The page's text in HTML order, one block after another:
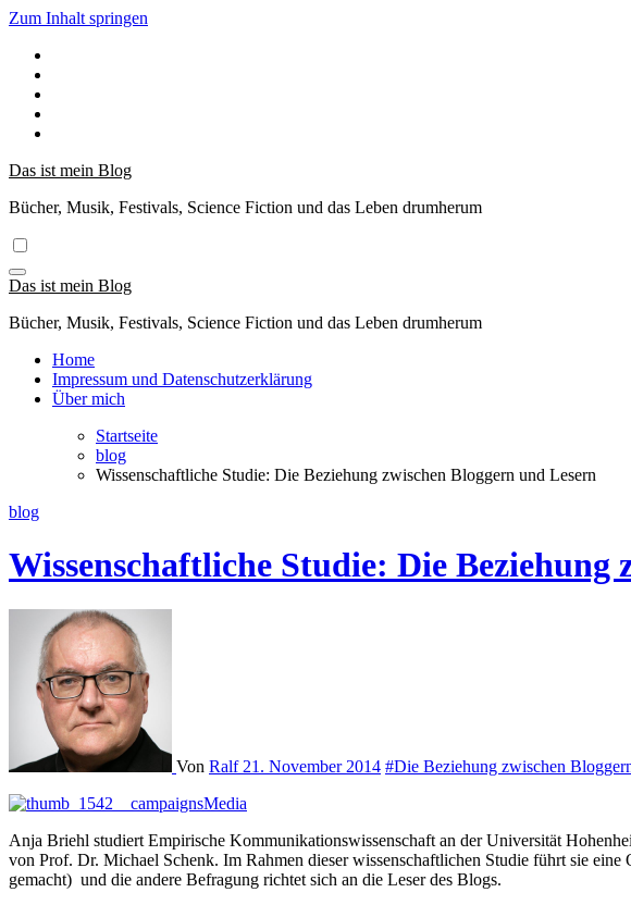
Zum Inhalt springen
Das ist mein Blog
Bücher, Musik, Festivals, Science Fiction und das Leben drumherum
Das ist mein Blog
Bücher, Musik, Festivals, Science Fiction und das Leben drumherum
Home
Impressum und Datenschutzerklärung
Über mich
Startseite
blog
Wissenschaftliche Studie: Die Beziehung zwischen Bloggern und Lesern
blog
Wissenschaftliche Studie: Die Beziehung
Von Ralf 21. November 2014 #Die Beziehung zwischen
Anja Briehl studiert Empirische Kommunikationswissenschaft an der Universität
von Prof. Dr. Michael Schenk. Im Rahmen dieser wissenschaftlichen Studie führt sie
gemacht) und die andere Befragung richtet sich an die Leser des Blogs.